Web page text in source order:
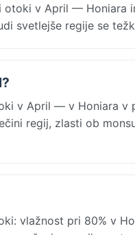
v April — Honiara
svetlejše regije se
v April — v Honiara
regij, zlasti ob
vlažnost pri 80% v